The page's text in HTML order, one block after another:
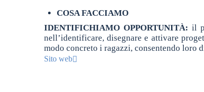
COSA FACCIAMO
IDENTIFICHIAMO OPPORTUNITÀ: il
nell’identificare, disegnare e attivare
modo concreto i ragazzi, consentendo loro
Sito web